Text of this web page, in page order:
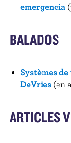
emergencia
BALADOS
Systèmes
DeVries(en
ARTICLES